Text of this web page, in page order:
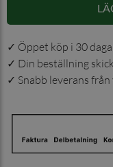
✓ Öppet köp i 30
✓ Din beställning
✓ Snabb leverans